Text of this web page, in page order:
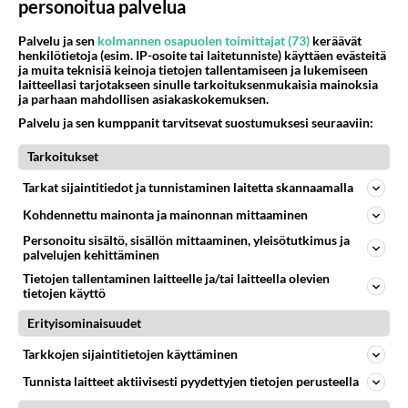
kenen näköinen
kaivattusi on ?
07.08.2026 16:24
Ikävä
824
Mikä on ollut
Söpöintä välillämme?
Hyvännäköinen pakkaus
Olet hyvännäköinen pakkaus nainen.
06.08.2026 13:03
37
Tykkäätköhän vielä minusta?
Yhtä paljon, kuin minä sinusta? Haaveissa ollaan kahdestaan, rauhassa ja lähennytään fyysisesti ja tutustutaan syvemmin
06.08.2026 07:42
30
616
Tulevat tänne palstalle haukkumaan miehiä ja naljailemaan miehelle, kehuvat olevansa heitä parempia. Itse asuvat MIEHE
06.08.2026 12:01
Sinkut
181
615
personoitua palvelua
Palvelu ja sen kolmannen osapuolen toimittajat (73) keräävät
henkilötietoja (esim. IP-osoite tai laitetunniste) käyttäen evästeitä
ja muita teknisiä keinoja tietojen tallentamiseen ja lukemiseen
laitteellasi tarjotakseen sinulle tarkoituksenmukaisia mainoksia
ja parhaan mahdollisen asiakaskokemuksen.
Palvelu ja sen kumppanit tarvitsevat suostumuksesi seuraaviin:
Tarkoitukset
Tarkat sijaintitiedot ja tunnistaminen laitetta skannaamalla
Kohdennettu mainonta ja mainonnan mittaaminen
Personoitu sisältö, sisällön mittaaminen, yleisötutkimus ja
palvelujen kehittäminen
Tietojen tallentaminen laitteelle ja/tai laitteella olevien
tietojen käyttö
Erityisominaisuudet
Tarkkojen sijaintitietojen käyttäminen
Tunnista laitteet aktiivisesti pyydettyjen tietojen perusteella